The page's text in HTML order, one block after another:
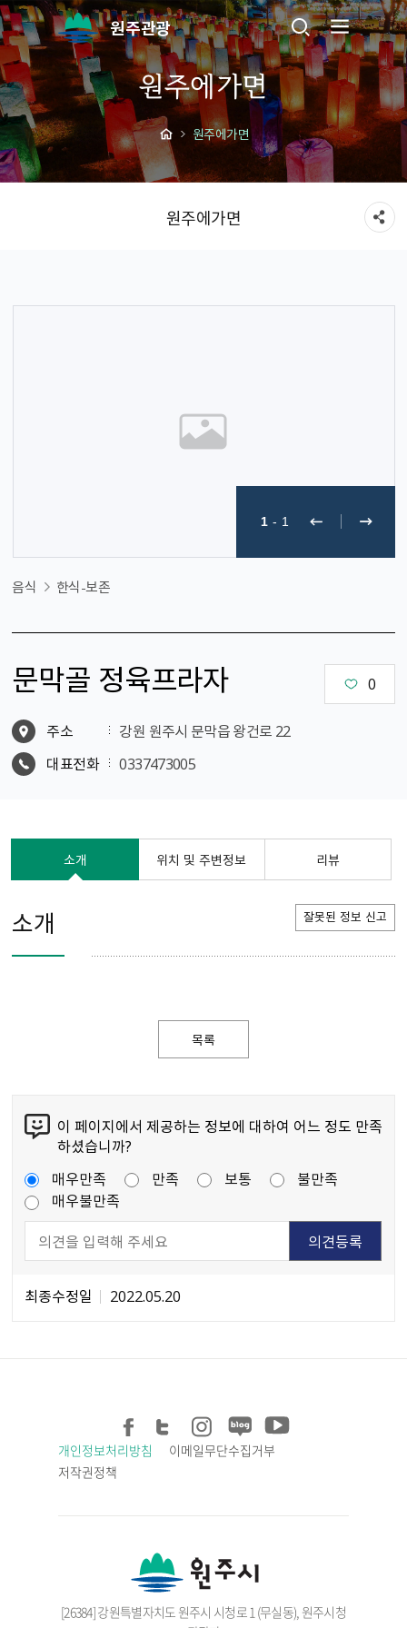
원주관광
원주에가면
원주에가면
원주에가면
1 - 1
음식 한식-보존
문막골 정육프라자 0
주소
강원 원주시 문막읍 왕건로 22
대표전화
0337473005
소개 위치 및 주변정보 리뷰
소개 잘못된 정보 신고
목록
이 페이지에서 제공하는 정보에 대하여 어느 정도 만족
하셨습니까?
매우만족
만족 보통
불만족
매우불만족
최종수정일 2022.05.20
개인정보처리방침
이메일무단수집거부
저작권정책
[26384] 강원특별자치도 원주시 시청로 1 (무실동), 원주시청